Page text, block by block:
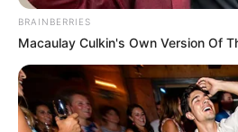
prisión a alias “El Lobo Feroz”
BRAINBERRIES
Macaulay Culkin's Own Version Of